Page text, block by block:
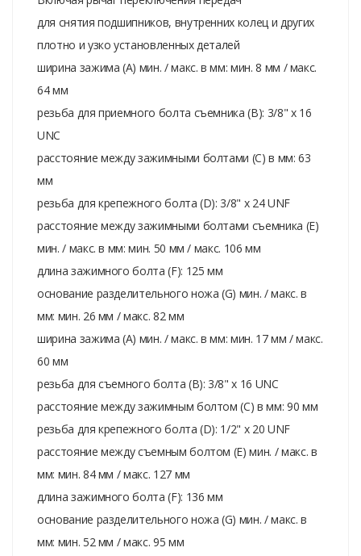
для снятия подшипников, внутренних колец и других
плотно и узко установленных деталей
ширина зажима (A) мин. / макс. в мм: мин. 8 мм / макс.
64 мм
резьба для приемного болта съемника (B): 3/8" x 16
UNC
расстояние между зажимными болтами (C) в мм: 63
мм
резьба для крепежного болта (D): 3/8" x 24 UNF
расстояние между зажимными болтами съемника (E)
мин. / макс. в мм: мин. 50 мм / макс. 106 мм
длина зажимного болта (F): 125 мм
основание разделительного ножа (G) мин. / макс. в
мм: мин. 26 мм / макс. 82 мм
ширина зажима (A) мин. / макс. в мм: мин. 17 мм / макс.
60 мм
резьба для съемного болта (B): 3/8" x 16 UNC
расстояние между зажимным болтом (C) в мм: 90 мм
резьба для крепежного болта (D): 1/2" x 20 UNF
расстояние между съемным болтом (E) мин. / макс. в
мм: мин. 84 мм / макс. 127 мм
длина зажимного болта (F): 136 мм
основание разделительного ножа (G) мин. / макс. в
мм: мин. 52 мм / макс. 95 мм